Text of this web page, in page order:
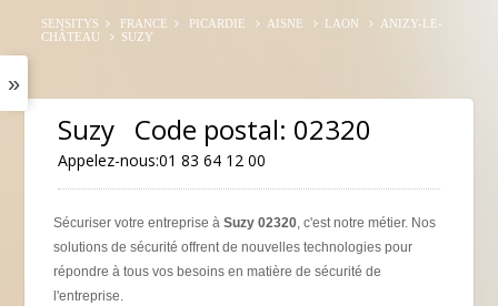
»
SENSITYS FRANCE PICARDIE AISNE LAON
ANIZY-LE-
CHÂTEAU
SUZY
Suzy Code postal: 02320
Appelez-nous:01 83 64 12 00
Sécuriser votre entreprise àSuzy 02320 , c'est notre métier. Nos
solutions de sécurité offrent de nouvelles technologies pour
répondre à tous vos besoins en matière de sécurité de
l'entreprise.